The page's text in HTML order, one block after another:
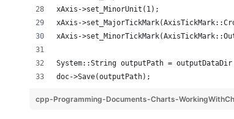
xAxis->set_MinorUnit(1);
xAxis-
xAxis-
System::String outputPath = outputDataDir
doc->Save(outputPath);
cpp-Programming-Documents-Charts-